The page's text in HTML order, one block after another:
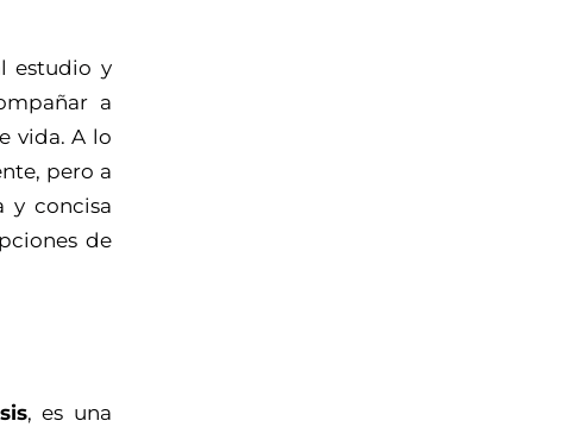
estudio y
a
vida. A lo
pero a
y concisa
de
, es una